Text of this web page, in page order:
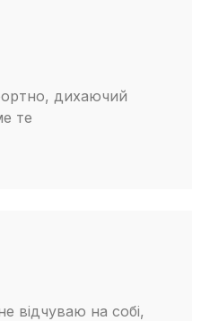
дихаючий
те
відчуваю на собі,